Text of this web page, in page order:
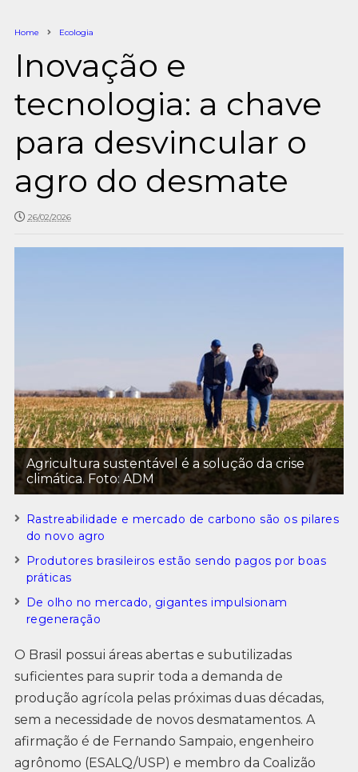
Home Ecologia
Inovação e
tecnologia: a chave
para desvincular o
agro do desmate
26/02/2026
Agricultura sustentável é a solução da crise
climática. Foto: ADM
Rastreabilidade e mercado de carbono são os pilares
do novo agro
Produtores brasileiros estão sendo pagos por boas
práticas
De olho no mercado, gigantes impulsionam
regeneração
O Brasil possui áreas abertas e subutilizadas
suficientes para suprir toda a demanda de
produção agrícola pelas próximas duas décadas,
sem a necessidade de novos desmatamentos. A
afirmação é de Fernando Sampaio, engenheiro
agrônomo (ESALQ/USP) e membro da Coalizão